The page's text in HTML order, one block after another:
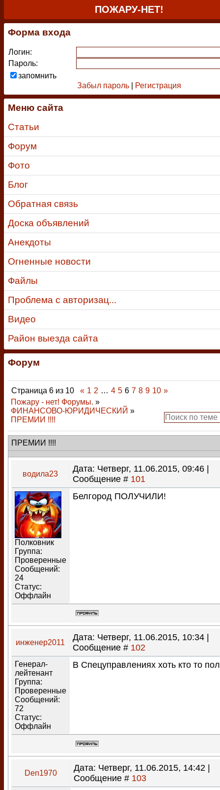
ПОЖАРУ-НЕТ!
Форма входа
Логин:
Пароль:
запомнить
Забыл пароль
Регистрация
Меню сайта
Статьи
Форум
Фото
Блог
Обратная связь
Доска объявлений
Анекдоты
Огненные новости
Файлы
Проблема с авторизац...
Видео
Район выезда сайта
Форум
Страница 6 из 10 « 1 2 … 4 5 6 7 8 9 10 »
Пожару - нет! Форумы. »
ФИНАНСОВО-ЮРИДИЧЕСКИЙ »
ПРЕМИИ !!!!
ПРЕМИИ !!!!
водила23
Дата: Четверг, 11.06.2015, 09:46 |
Сообщение # 101
Полковник
Группа:
Проверенные
Сообщений:
24
Статус:
Оффлайн
Белгород ПОЛУЧИЛИ!
инженер2011
Дата: Четверг, 11.06.2015, 10:34 |
Сообщение # 102
Генерал-
лейтенант
Группа:
Проверенные
Сообщений:
72
Статус:
Оффлайн
В Спецуправлениях хоть кто то
Den1970
Дата: Четверг, 11.06.2015, 14:42 |
Сообщение # 103